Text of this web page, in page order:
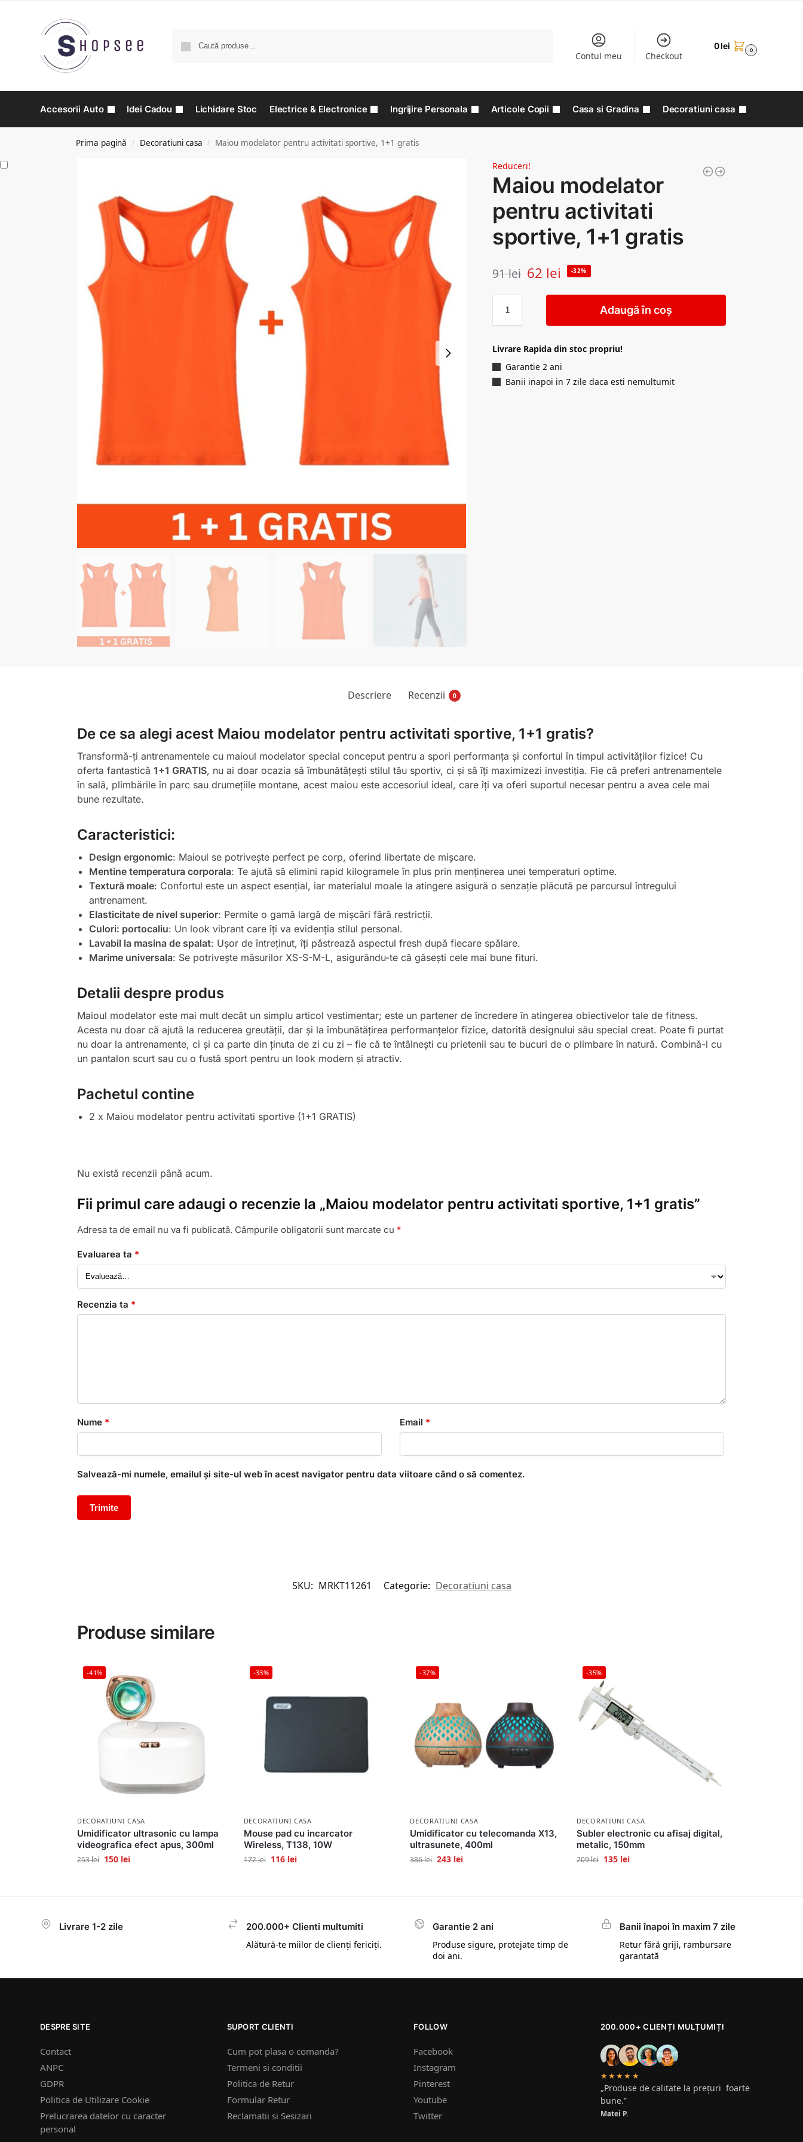
Contul meu Checkout
0lei 0
Accesorii Auto Idei Cadou Lichidare Stoc Electrice & Electronice Ingrijire Personala Articole Copii Casa si Gradina Decoratiuni casa
Prima pagină / Decoratiuni casa / Maiou modelator pentru activitati sportive, 1+1 gratis
Reduceri!
Maiou modelator
pentru activitati
sportive, 1+1 gratis
91lei 62 lei -32%
Adaugă în coș
Livrare Rapida din stoc propriu!
Garantie 2 ani
Banii inapoi in 7 zile daca esti nemultumit
Descriere Recenzii 0
De ce sa alegi acest Maiou modelator pentru activitati sportive, 1+1 gratis?
Transformă-ți antrenamentele cu maioul modelator special conceput pentru a spori performanța și confortul în timpul activităților fizice! Cu
oferta fantastică 1+1 GRATIS, nu ai doar ocazia să îmbunătățești stilul tău sportiv, ci și să îți maximizezi investiția. Fie că preferi antrenamentele
în sală, plimbările în parc sau drumețiile montane, acest maiou este accesoriul ideal, care îți va oferi suportul necesar pentru a avea cele mai
bune rezultate.
Caracteristici:
Design ergonomic: Maioul se potrivește perfect pe corp, oferind libertate de mișcare.
Mentine temperatura corporala: Te ajută să elimini rapid kilogramele în plus prin menținerea unei temperaturi optime.
Textură moale: Confortul este un aspect esențial, iar materialul moale la atingere asigură o senzație plăcută pe parcursul întregului
antrenament.
Elasticitate de nivel superior: Permite o gamă largă de mișcări fără restricții.
Culori: portocaliu: Un look vibrant care îți va evidenția stilul personal.
Lavabil la masina de spalat: Ușor de întreținut, îți păstrează aspectul fresh după fiecare spălare.
Marime universala: Se potrivește măsurilor XS-S-M-L, asigurându-te că găsești cele mai bune fituri.
Detalii despre produs
Maioul modelator este mai mult decât un simplu articol vestimentar; este un partener de încredere în atingerea obiectivelor tale de fitness.
Acesta nu doar că ajută la reducerea greutății, dar și la îmbunătățirea performanțelor fizice, datorită designului său special creat. Poate fi purtat
nu doar la antrenamente, ci și ca parte din ținuta de zi cu zi – fie că te întâlnești cu prietenii sau te bucuri de o plimbare în natură. Combină-l cu
un pantalon scurt sau cu o fustă sport pentru un look modern și atractiv.
Pachetul contine
2 x Maiou modelator pentru activitati sportive (1+1 GRATIS)
Nu există recenzii până acum.
Fii primul care adaugi o recenzie la „Maiou modelator pentru activitati sportive, 1+1 gratis”
Adresa ta de email nu va fi publicată. Câmpurile obligatorii sunt marcate cu *
Evaluarea ta *
Recenzia ta *
Nume * Email *
Salvează-mi numele, emailul și site-ul web în acest navigator pentru data viitoare când o să comentez.
SKU: MRKT11261 Categorie: Decoratiuni casa
Produse similare
-41%
DECORATIUNI CASA
Umidificator ultrasonic cu lampa
videografica efect apus, 300ml
253lei 150 lei
-33%
DECORATIUNI CASA
Mouse pad cu incarcator
Wireless, T138, 10W
172lei 116 lei
-37%
DECORATIUNI CASA
Umidificator cu telecomanda X13,
ultrasunete, 400ml
386lei 243 lei
-35%
DECORATIUNI CASA
Subler electronic cu afisaj digital,
metalic, 150mm
209lei 135 lei
Livrare 1-2 zile
200.000+ Clienti multumiti
Alătură-te miilor de clienți fericiți.
Garantie 2 ani
Produse sigure, protejate timp de
doi ani.
Banii înapoi în maxim 7 zile
Retur fără griji, rambursare
garantată
DESPRE SITE
Contact
ANPC
GDPR
Politica de Utilizare Cookie
Prelucrarea datelor cu caracter
personal
SUPORT CLIENTI
Cum pot plasa o comanda?
Termeni si conditii
Politica de Retur
Formular Retur
Reclamatii si Sesizari
FOLLOW
Facebook
Instagram
Pinterest
Youtube
Twitter
200.000+ CLIENȚI MULȚUMIȚI
★★★★★
„Produse de calitate la prețuri foarte
bune.”
Matei P.